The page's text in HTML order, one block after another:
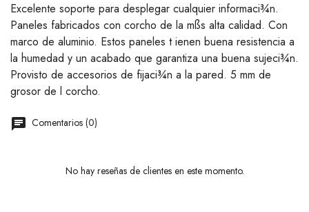
Excelente soporte para desplegar cualquier informaci¾n.
Paneles fabricados con corcho de la mßs alta calidad. Con
marco de aluminio. Estos paneles t ienen buena resistencia a
la humedad y un acabado que garantiza una buena sujeci¾n.
Provisto de accesorios de fijaci¾n a la pared. 5 mm de
grosor de l corcho.
Comentarios (0)
No hay reseñas de clientes en este momento.